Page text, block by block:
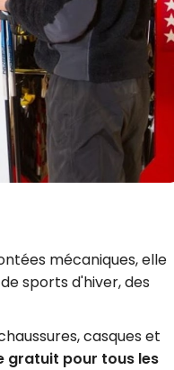
mécaniques, elle
sports d'hiver, des
casques et
gratuit pour tous les